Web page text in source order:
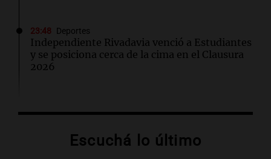
23:48 Deportes
Independiente Rivadavia venció a Estudiantes
y se posiciona cerca de la cima en el Clausura
2026
Masiva marcha de sindicatos y organizaciones
Escuchá lo último